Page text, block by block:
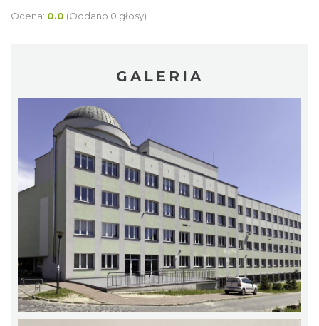
Ocena: 0.0 (Oddano 0 głosy)
GALERIA